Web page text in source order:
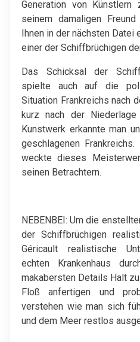
Generation von
seinem damaligen
Ihnen in der nächsten Datei
einer der Schiffbrüchigen
Das Schicksal der
spielte auch auf die
Situation Frankreichs nach
kurz nach der
Kunstwerk erkannte man
geschlagenen
weckte dieses
seinen Betrachtern.
NEBENBEI: Um die
der Schiffbrüchigen
Géricault realistische
echten Krankenhaus
makabersten Details Halt
Floß anfertigen und
verstehen wie man sich
und dem Meer restlos